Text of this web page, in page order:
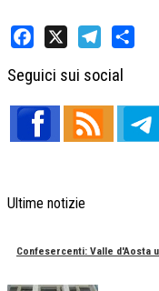
Seguici sui social
Ultime notizie
Confesercenti: Valle d'Aosta